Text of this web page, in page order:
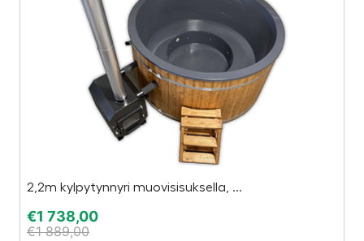
2,2m kylpytynnyri muovisisuksella, ...
€1 738,00
€1 889,00